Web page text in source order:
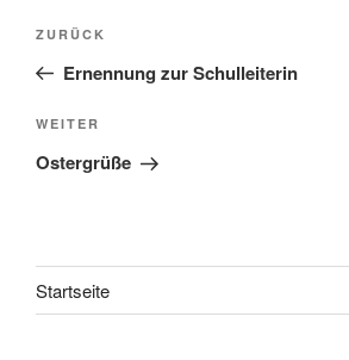
Beitragsnavigation
Vorheriger
Beitrag
ZURÜCK
Ernennung zur Schulleiterin
Nächster
Beitrag
WEITER
Ostergrüße
Startseite